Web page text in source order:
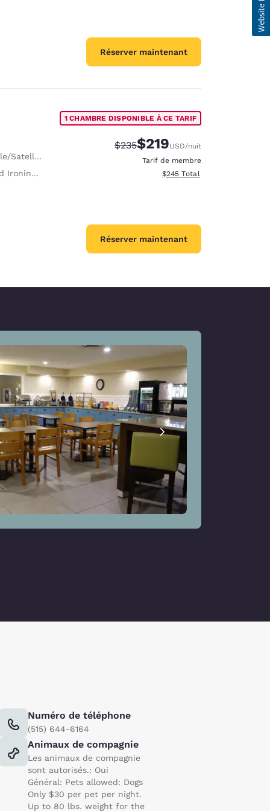
Réserver maintenant
Satellite
Board
1 CHAMBRE DISPONIBLE À CE TARIF
Tarif barré :
$235Tarif réduit :
$219USD/nuit
Tarif de membre
Afficher les détails totaux
$245 Total
Réserver maintenant
Numéro de téléphone
(515) 644-6164
Animaux de compagnie
Les animaux de compagnie
sont autorisés.: Oui
Général: Pets allowed: Dogs
Only $30 per pet per night.
Up to 80 lbs. weight for the